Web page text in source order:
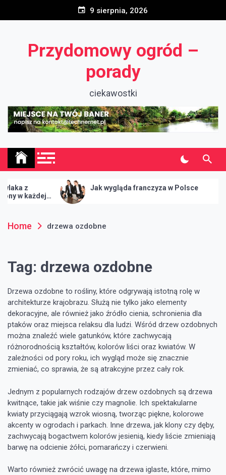
9 sierpnia, 2026
Przydomowy ogród –
porady
ciekawostki
Jak wygląda franczyza w Polsce
Home drzewa ozdobne
Tag: drzewa ozdobne
Drzewa ozdobne to rośliny, które odgrywają istotną rolę w
architekturze krajobrazu. Służą nie tylko jako elementy
dekoracyjne, ale również jako źródło cienia, schronienia dla
ptaków oraz miejsca relaksu dla ludzi. Wśród drzew ozdobnych
można znaleźć wiele gatunków, które zachwycają
różnorodnością kształtów, kolorów liści oraz kwiatów. W
zależności od pory roku, ich wygląd może się znacznie
zmieniać, co sprawia, że są atrakcyjne przez cały rok.
Jednym z popularnych rodzajów drzew ozdobnych są drzewa
kwitnące, takie jak wiśnie czy magnolie. Ich spektakularne
kwiaty przyciągają wzrok wiosną, tworząc piękne, kolorowe
akcenty w ogrodach i parkach. Inne drzewa, jak klony czy dęby,
zachwycają bogactwem kolorów jesienią, kiedy liście zmieniają
barwę na odcienie żółci, pomarańczy i czerwieni.
Warto również zwrócić uwagę na drzewa iglaste, które, mimo